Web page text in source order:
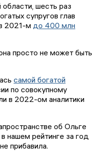
шесть раз
супругов глав
2021-м до 400 млн
просто не может быть
самой богатой
по совокупному
в 2022-ом аналитики
об Ольге
нашем рейтинге за год
прибавила.